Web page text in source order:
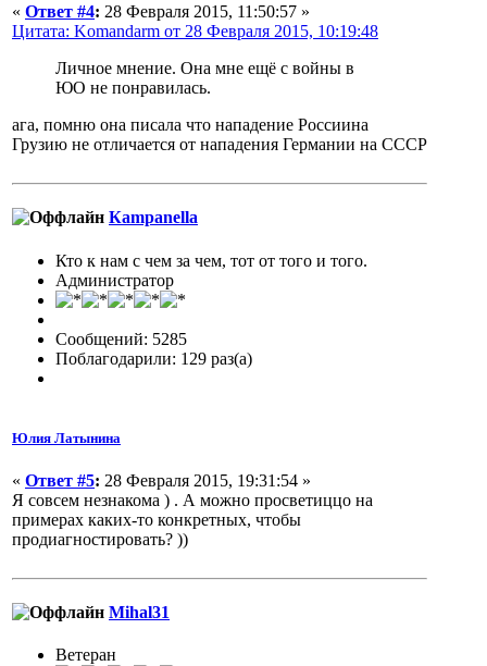
« Ответ #4: 28 Февраля 2015, 11:50:57 »
Цитата: Komandarm от 28 Февраля 2015, 10:19:48
Личное мнение. Она мне ещё с войны в
ЮО не понравилась.
ага, помню она писала что нападение Россиина
Грузию не отличается от нападения Германии на СССР
Кampanella
Кто к нам с чем за чем, тот от того и того.
Администратор
Сообщений: 5285
Поблагодарили: 129 раз(а)
Юлия Латынина
« Ответ #5: 28 Февраля 2015, 19:31:54 »
Я совсем незнакома ) . А можно просветиццо на
примерах каких-то конкретных, чтобы
продиагностировать? ))
Mihal31
Ветеран